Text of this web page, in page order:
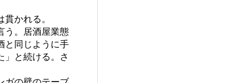
かれる。
う。居酒屋業態
と同じように手
」と続ける。さ